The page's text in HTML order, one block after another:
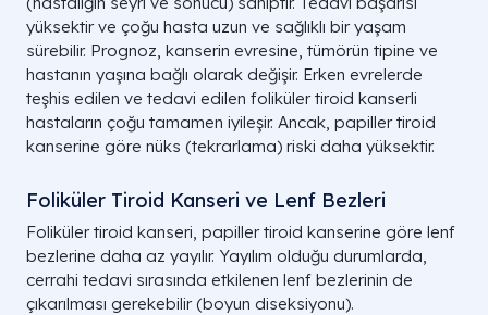
yüksektir ve çoğu hasta uzun ve sağlıklı bir yaşam
sürebilir. Prognoz, kanserin evresine, tümörün tipine ve
hastanın yaşına bağlı olarak değişir. Erken evrelerde
teşhis edilen ve tedavi edilen foliküler tiroid kanserli
hastaların çoğu tamamen iyileşir. Ancak, papiller tiroid
kanserine göre nüks (tekrarlama) riski daha yüksektir.
Foliküler Tiroid Kanseri ve Lenf Bezleri
Foliküler tiroid kanseri, papiller tiroid kanserine göre lenf
bezlerine daha az yayılır. Yayılım olduğu durumlarda,
cerrahi tedavi sırasında etkilenen lenf bezlerinin de
çıkarılması gerekebilir (boyun diseksiyonu).